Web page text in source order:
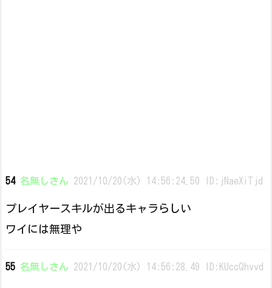
54 名無しさん 2021/10/20(水) 14:56:24.50 ID:jNaeXiTjd
プレイヤースキルが出るキャラらしい
ワイには無理や
55 名無しさん 2021/10/20(水) 14:56:28.49 ID:KUccQhvvd